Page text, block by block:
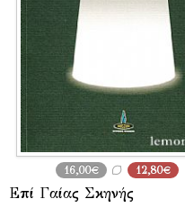
16,00€ 12,80€
Επί Γαίας Σκηνής